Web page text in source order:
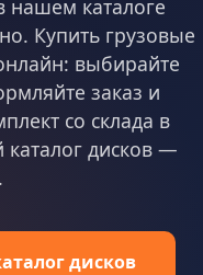
нашем каталоге
Купить грузовые
выбирайте
заказ и
со склада в
дисков —
дисков